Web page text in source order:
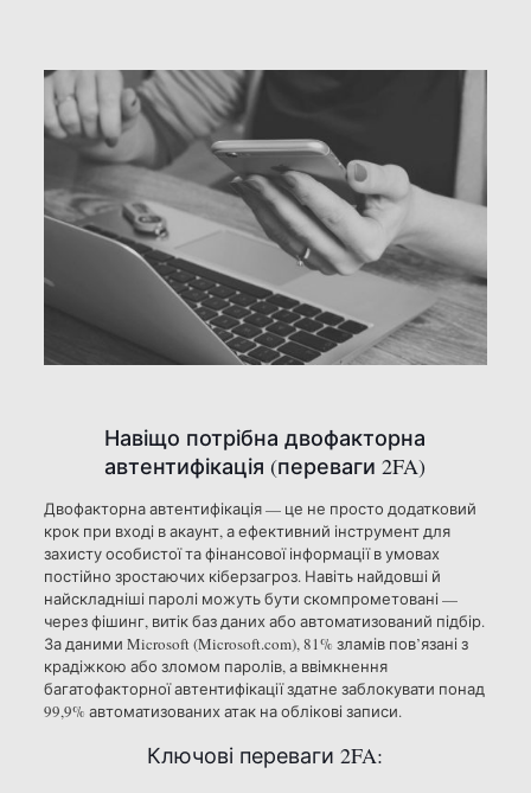
Навіщо потрібна двофакторна
автентифікація (переваги 2FA)
Двофакторна автентифікація — це не просто додатковий
крок при вході в акаунт, а ефективний інструмент для
захисту особистої та фінансової інформації в умовах
постійно зростаючих кіберзагроз. Навіть найдовші й
найскладніші паролі можуть бути скомпрометовані —
через фішинг, витік баз даних або автоматизований підбір.
За даними Microsoft (Microsoft.com), 81% зламів пов’язані з
крадіжкою або зломом паролів, а ввімкнення
багатофакторної автентифікації здатне заблокувати понад
99,9% автоматизованих атак на облікові записи.
Ключові переваги 2FA: